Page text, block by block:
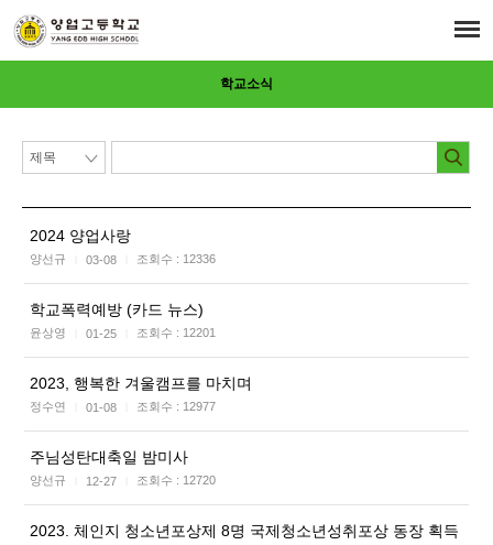
학교소식
2024 양업사랑
양선규 03-08 조회수 : 12336
학교폭력예방 (카드 뉴스)
윤상영 01-25 조회수 : 12201
2023, 행복한 겨울캠프를 마치며
정수연 01-08 조회수 : 12977
주님성탄대축일 밤미사
양선규 12-27 조회수 : 12720
2023. 체인지 청소년포상제 8명 국제청소년성취포상 동장 획득